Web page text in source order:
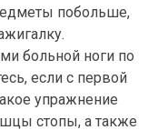
побольше,
больной ноги по
если с первой
упражнение
стопы, а также